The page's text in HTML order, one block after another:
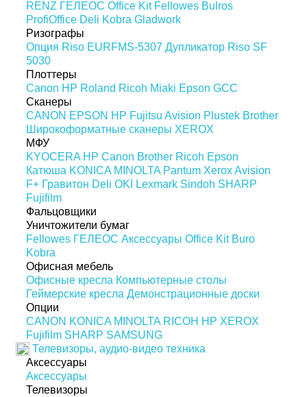
RENZ ГЕЛЕОС Office Kit Fellowes Bulros
ProfiOffice Deli Kobra Gladwork
Ризографы
Опция Riso EURFMS-5307 Дупликатор Riso SF
5030
Плоттеры
Canon HP Roland Ricoh Miaki Epson GCC
Сканеры
CANON EPSON HP Fujitsu Avision Plustek Brother
Широкоформатные сканеры XEROX
МФУ
KYOCERA HP Canon Brother Ricoh Epson
Катюша KONICA MINOLTA Pantum XeroxAvision
F+ Гравитон Deli OKI Lexmark Sindoh SHARP
Fujifilm
Фальцовщики
Уничтожители бумаг
Fellowes ГЕЛЕОС Аксессуары Office Kit Buro
Kobra
Офисная мебель
Офисные кресла Компьютерные столы
Геймерские кресла Демонстрационные доски
Опции
CANON KONICA MINOLTA RICOH HP XEROX
Fujifilm SHARP SAMSUNG
Телевизоры, аудио-видео техника
Аксессуары
Аксессуары
Телевизоры